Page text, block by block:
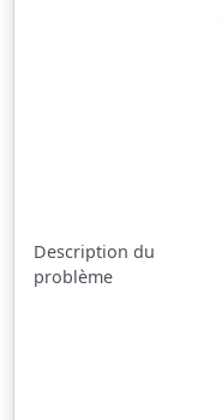
Description du
problème